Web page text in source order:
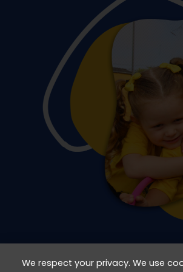
We respect your privacy. We use